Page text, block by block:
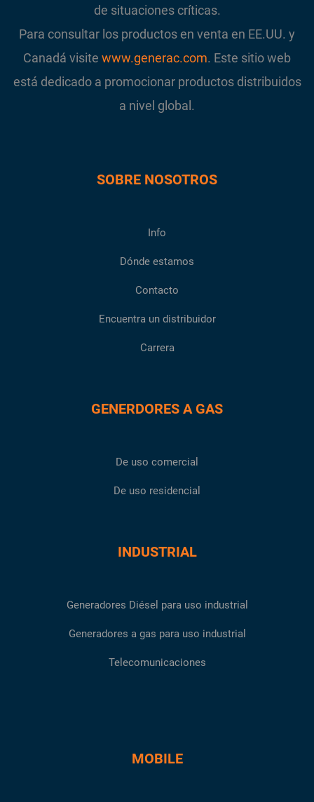
de situaciones críticas.
Para consultar los productos en venta en EE.UU. y
Canadá visite www.generac.com. Este sitio web
está dedicado a promocionar productos distribuidos
a nivel global.
SOBRE NOSOTROS
Info
Dónde estamos
Contacto
Encuentra un distribuidor
Carrera
GENERDORES A GAS
De uso comercial
De uso residencial
INDUSTRIAL
Generadores Diésel para uso industrial
Generadores a gas para uso industrial
Telecomunicaciones
MOBILE